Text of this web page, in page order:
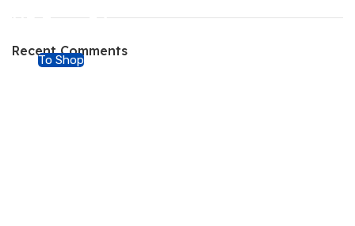
HP Envy 34
To Shop
Recent Comments